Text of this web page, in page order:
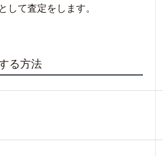
して査定をします。
る方法